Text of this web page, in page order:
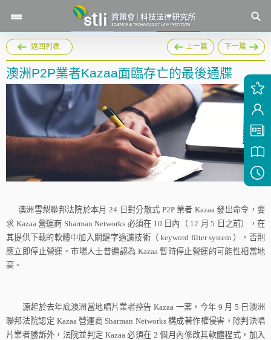
返回列表 上一篇 下一篇
澳洲P2P業者Kazaa面臨存亡的最後通牒
澳洲雪梨聯邦法院於本月 24 日對分散式 P2P 業者 Kazaa發出命令，要
求 Kazaa 營運商 Sharman Networks 必須在 10 日內（ 12 月 5 日之前），在
其提供下載的軟體中加入關鍵字過濾技術（ keyword filter system ），否則
應立即停止營運。市場人士普遍認為 Kazaa暫時停止營運的可能性相當地
高。
源起於去年底澳洲當地唱片業者控告 Kazaa 一案，今年 9 月 5 日澳洲
聯邦法院認定 Kazaa 營運商 Sharman Networks構成著作權侵害，除判決唱
片業者勝訴外，法院並判定 Kazaa必須在 2個月內修改其軟體程式，加入